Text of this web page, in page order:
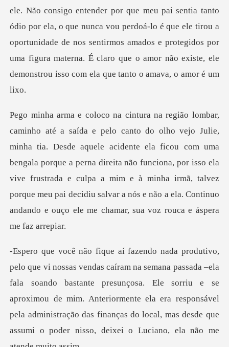
acidente ela ficou com uma
bengala porque a perna direita não funciona, por isso ela
vive frustrada e culpa a mim e à minha irmã, t
la soando bastante presunçosa. Ele sorriu e se
aproximou de mim. Anteriormente ela era responsável
pela administ